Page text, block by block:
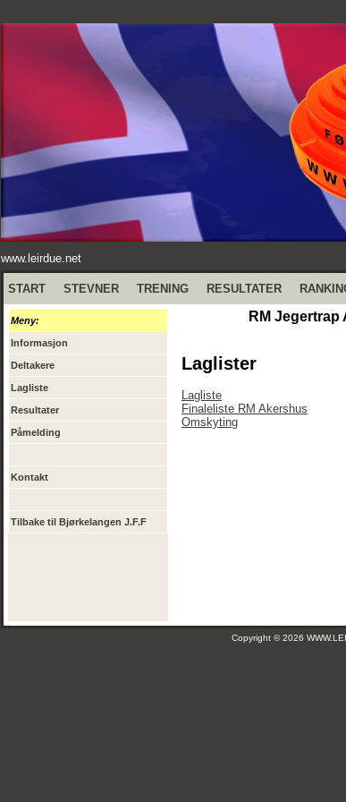
www.leirdue.net
START STEVNER TRENING RESULTATER
Meny:
Informasjon
Deltakere
Lagliste
Resultater
Påmelding
Kontakt
Tilbake til Bjørkelangen J.F.F
RM
Laglister
Lagliste
Finaleliste RM Akershus
Omskyting
Copyright © 2026